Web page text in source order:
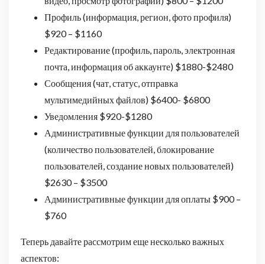
Профиль (информация, регион, фото профиля)
$920 – $1160
Редактирование (профиль, пароль, электронная
почта, информация об аккаунте) $1880-$2480
Сообщения (чат, статус, отправка
мультимедийных файлов) $6400- $6800
Уведомления $920-$1280
Административные функции для пользователей
(количество пользователей, блокирование
пользователей, создание новых пользователей)
$2630 – $3500
Административные функции для оплаты $900 –
$760
Теперь давайте рассмотрим еще несколько важных
аспектов: